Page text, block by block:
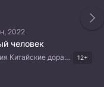
2022
человек
Комедия Китайские дорамы 12+